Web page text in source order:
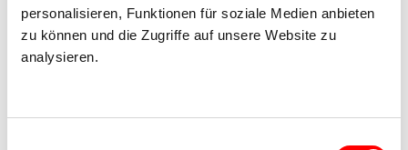
personalisieren, Funktionen für soziale Medien anbieten
zu können und die Zugriffe auf unsere Website zu
analysieren.